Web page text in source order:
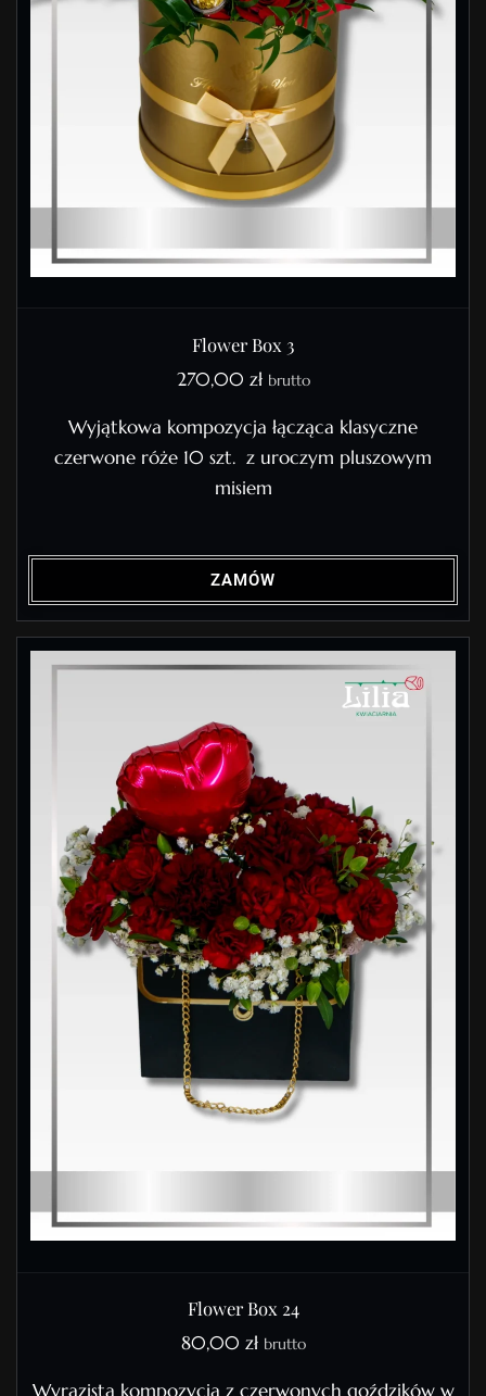
Flower Box 3
270,00 zł brutto
Wyjątkowa kompozycja łącząca klasyczne
czerwone róże 10 szt. z uroczym pluszowym
misiem
ZAMÓW
Flower Box 24
80,00 zł brutto